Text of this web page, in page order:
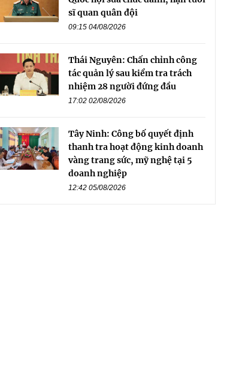
sĩ quan quân đội
09:15 04/08/2026
Thái Nguyên: Chấn chỉnh công
tác quản lý sau kiểm tra trách
nhiệm 28 người đứng đầu
17:02 02/08/2026
Tây Ninh: Công bố quyết định
thanh tra hoạt động kinh doanh
vàng trang sức, mỹ nghệ tại 5
doanh nghiệp
12:42 05/08/2026